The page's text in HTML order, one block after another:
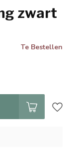
zwart
Te Bestellen